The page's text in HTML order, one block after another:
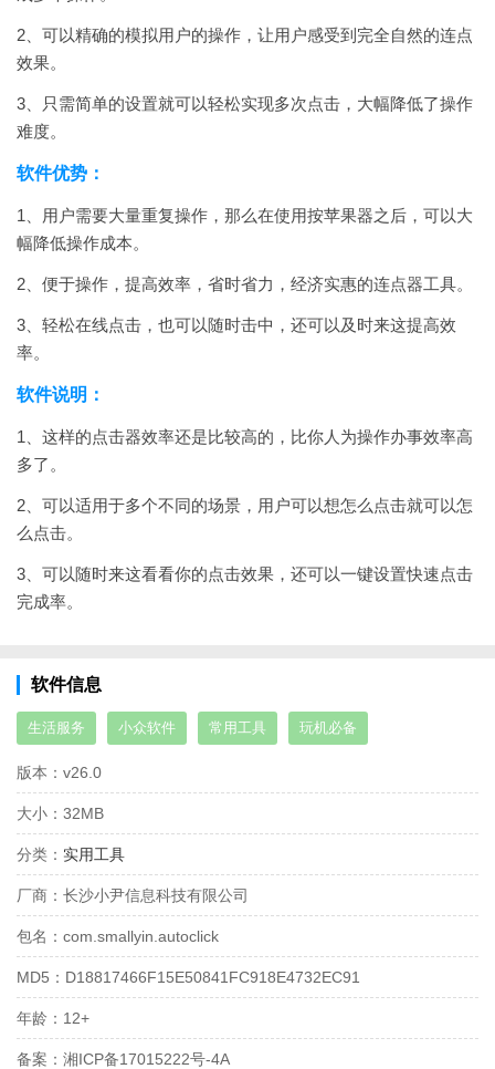
2、可以精确的模拟用户的操作，让用户感受到完全自然的连点
效果。
3、只需简单的设置就可以轻松实现多次点击，大幅降低了操作
难度。
软件优势：
1、用户需要大量重复操作，那么在使用按苹果器之后，可以大
幅降低操作成本。
2、便于操作，提高效率，省时省力，经济实惠的连点器工具。
3、轻松在线点击，也可以随时击中，还可以及时来这提高效
率。
软件说明：
1、这样的点击器效率还是比较高的，比你人为操作办事效率高
多了。
2、可以适用于多个不同的场景，用户可以想怎么点击就可以怎
么点击。
3、可以随时来这看看你的点击效果，还可以一键设置快速点击
完成率。
软件信息
生活服务 小众软件 常用工具 玩机必备
版本： v26.0
大小： 32MB
分类： 实用工具
厂商： 长沙小尹信息科技有限公司
包名： com.smallyin.autoclick
MD5： D18817466F15E50841FC918E4732EC91
年龄： 12+
备案： 湘ICP备17015222号-4A